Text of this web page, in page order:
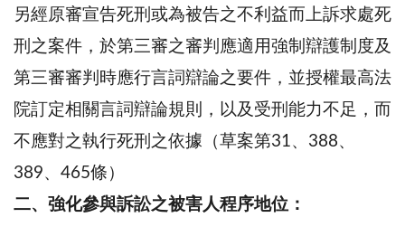
另經原審宣告死刑或為被告之不利益而上訴求處死
刑之案件，於第三審之審判應適用強制辯護制度及
第三審審判時應行言詞辯論之要件，並授權最高法
院訂定相關言詞辯論規則，以及受刑能力不足，而
不應對之執行死刑之依據（草案第31、388、
389、465條）
二、強化參與訴訟之被害人程序地位：